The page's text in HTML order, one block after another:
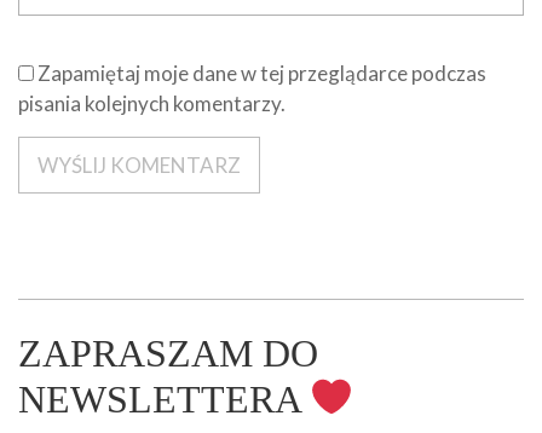
Zapamiętaj moje dane w tej przeglądarce podczas
pisania kolejnych komentarzy.
ZAPRASZAM DO
NEWSLETTERA